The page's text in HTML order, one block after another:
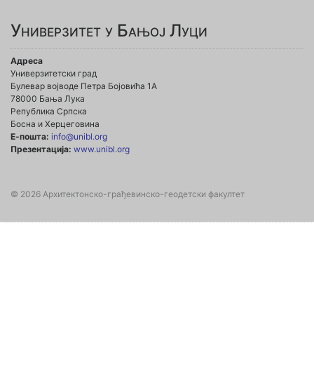
Универзитет у Бањој Луци
Адреса
Универзитетски град
Булевар војводе Петра Бојовића 1А
78000 Бања Лука
Република Српска
Босна и Херцеговина
Е-пошта: info@unibl.org
Презентација: www.unibl.org
© 2026 Архитектонско-грађевинско-геодетски факултет